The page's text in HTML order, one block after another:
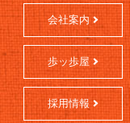
会社案内
歩ッ歩屋
採用情報